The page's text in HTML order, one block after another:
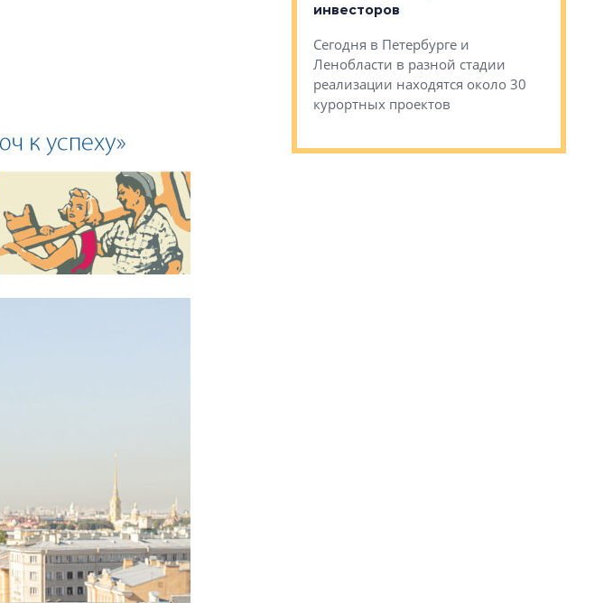
инвесторов
Сегодня в Петербурге и
Ленобласти в разной стадии
реализации находятся около 30
курортных проектов